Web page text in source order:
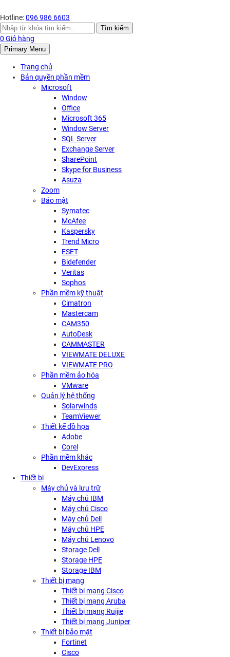
Hotline:096 986 6603
Search
for:
Tìm kiếm
0 Giỏ hàng
Primary Menu
Trang chủ
Bản quyền phần mềm
Microsoft
Window
Office
Microsoft 365
Window Server
SQL Server
Exchange Server
SharePoint
Skype for Business
Asuza
Zoom
Bảo mật
Symatec
McAfee
Kaspersky
Trend Micro
ESET
Bidefender
Veritas
Sophos
Phần mềm kỹ thuật
Cimatron
Mastercam
CAM350
AutoDesk
CAMMASTER
VIEWMATE DELUXE
VIEWMATE PRO
Phần mềm ảo hóa
VMware
Quản lý hệ thống
Solarwinds
TeamViewer
Thiết kế đồ họa
Adobe
Corel
Phần mềm khác
DevExpress
Thiết bị
Máy chủ và lưu trữ
Máy chủ IBM
Máy chủ Cisco
Máy chủ Dell
Máy chủ HPE
Máy chủ Lenovo
Storage Dell
Storage HPE
Storage IBM
Thiết bị mạng
Thiết bị mạng Cisco
Thiết bị mạng Aruba
Thiết bị mạng Ruijie
Thiết bị mạng Juniper
Thiết bị bảo mật
Fortinet
Cisco